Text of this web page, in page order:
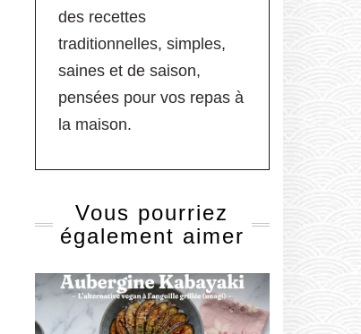
des recettes
traditionnelles, simples,
saines et de saison,
pensées pour vos repas à
la maison.
Vous pourriez
également aimer